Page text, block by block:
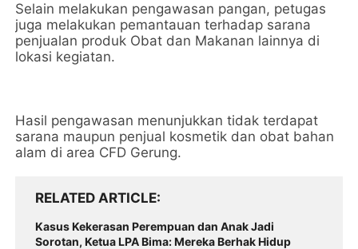
Selain melakukan pengawasan pangan, petugas
juga melakukan pemantauan terhadap sarana
penjualan produk Obat dan Makanan lainnya di
lokasi kegiatan.
Hasil pengawasan menunjukkan tidak terdapat
sarana maupun penjual kosmetik dan obat bahan
alam di area CFD Gerung.
RELATED ARTICLE
Kasus Kekerasan Perempuan dan Anak Jadi
Sorotan, Ketua LPA Bima: Mereka Berhak Hidup